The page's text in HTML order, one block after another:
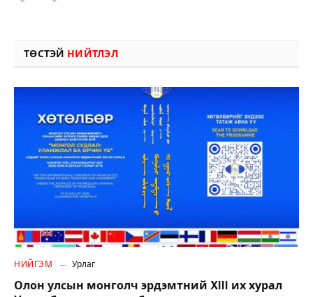
ТӨСТЭЙ НИЙТЛЭЛ
НИЙГЭМ Урлаг
Олон улсын монголч эрдэмтний XIII их хурал